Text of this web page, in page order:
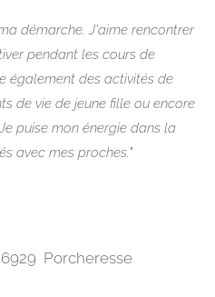
démarche. J'aime rencontrer
pendant les cours de
également des activités de
de vie de jeune fille ou encore
puise mon énergie dans la
avec mes proches."
Porcheresse